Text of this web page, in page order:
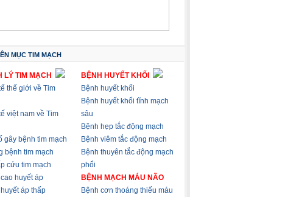
MỤC TIM MẠCH
LÝ TIM MẠCH
thế giới về Tim
việt nam về Tim
gây bệnh tim mạch
bệnh tim mạch
cứu tim mạch
huyết áp
áp thấp
BỆNH HUYẾT KHỐI
Bệnh huyết khối
Bệnh huyết khối tĩnh mạch
sâu
Bệnh hẹp tắc động mạch
Bệnh viêm tắc động mạch
Bệnh thuyên tắc động mạch
phổi
BỆNH MẠCH MÁU NÃO
Bệnh cơn thoáng thiếu máu